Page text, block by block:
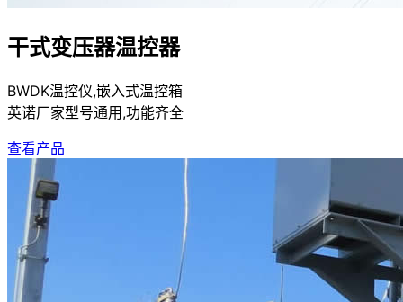
干式变压器温控器
BWDK温控仪,嵌入式温控箱
英诺厂家型号通用,功能齐全
查看产品